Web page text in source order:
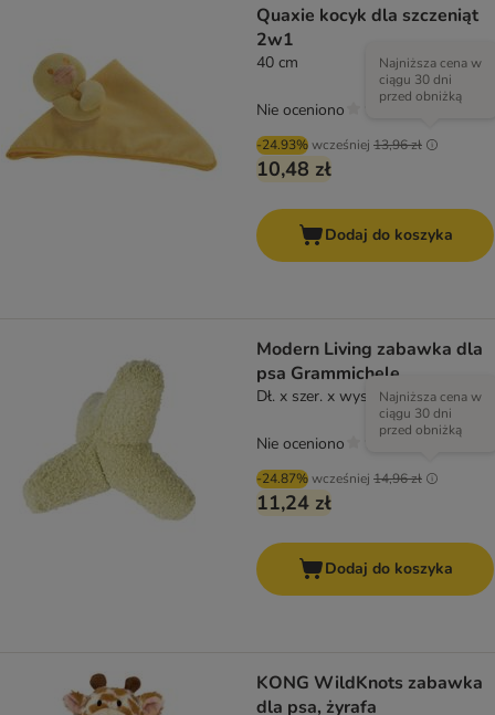
Quaxie kocyk dla szczeniąt
2w1
40 cm
-24.93%wcześniej 13,96 zł
Najniższa cena w
ciągu 30 dni
przed obniżką
10,48 zł
Nie oceniono
Dodaj do koszyka
Modern Living zabawka dla
psa Grammichele
Dł. x szer. x wys.: 21 x 20 x 15 cm
-24.87%wcześniej 14,96 zł
Najniższa cena w
ciągu 30 dni
przed obniżką
11,24 zł
Nie oceniono
Dodaj do koszyka
KONG WildKnots zabawka
dla psa, żyrafa